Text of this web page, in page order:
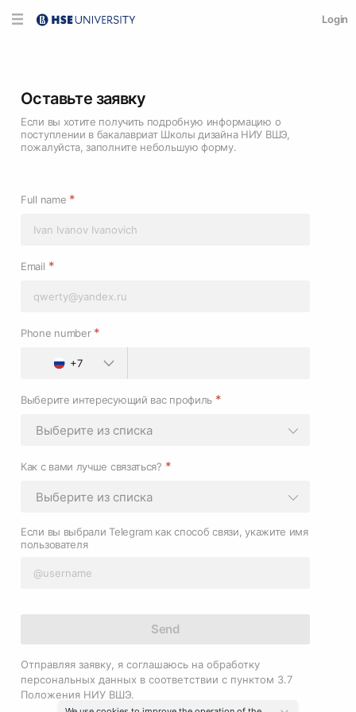
Login
Оставьте заявку
Если вы хотите получить подробную информацию о
поступлении в бакалавриат Школы дизайна НИУ ВШЭ,
пожалуйста, заполните небольшую форму.
Full name *
Email *
Phone number *
+7
Выберите интересующий вас профиль *
Выберите из списка
Как с вами лучше связаться? *
Выберите из списка
Если вы выбрали Telegram как способ связи, укажите имя
пользователя
Send
Отправляя заявку, я соглашаюсь на обработку
персональных данных в соответствии с пунктом 3.7
Положения НИУ ВШЭ.